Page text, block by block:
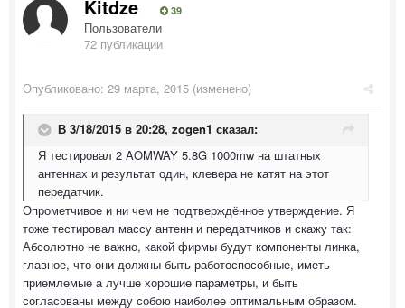
Kitdze 39
Пользователи
72 публикации
Опубликовано: 29 марта, 2015 (изменено)
В 3/18/2015 в 20:28, zogen1 сказал:
Я тестировал 2 AOMWAY 5.8G 1000mw на штатных
антеннах и результат один, клевера не катят на этот
передатчик.
Опрометчивое и ни чем не подтверждённое утверждение. Я
тоже тестировал массу антенн и передатчиков и скажу так:
Абсолютно не важно, какой фирмы будут компоненты линка,
главное, что они должны быть работоспособные, иметь
приемлемые а лучше хорошие параметры, и быть
согласованы между собою наиболее оптимальным образом.